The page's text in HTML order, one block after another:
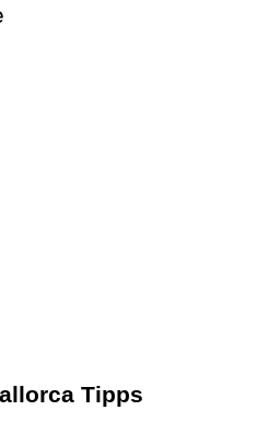
Tipps